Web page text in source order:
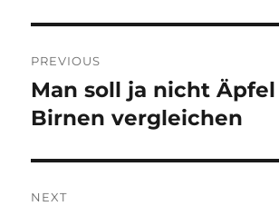
navigation
PREVIOUS
Previous
post:
Man soll ja nicht
Birnen vergleichen
NEXT